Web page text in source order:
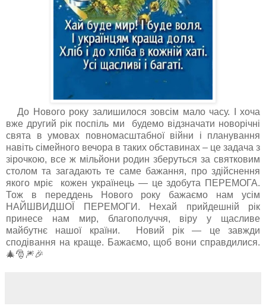
До Нового року залишилося зовсім мало часу. І хоча
вже другий рік поспіль ми будемо відзначати новорічні
свята в умовах повномасштабної війни і планування
навіть сімейного вечора в таких обставинах – це задача з
зірочкою, все ж мільйони родин зберуться за святковим
столом та загадають те саме бажання, про здійснення
якого мріє кожен українець — це здобута ПЕРЕМОГА.
Тож в переддень Нового року бажаємо нам усім
НАЙШВИДШОЇ ПЕРЕМОГИ. Нехай прийдешній рік
принесе нам мир, благополуччя, віру у щасливе
майбутнє нашої країни. Новий рік — це завжди
сподівання на краще. Бажаємо, щоб вони справдилися.
🎄🎅🎆🎉